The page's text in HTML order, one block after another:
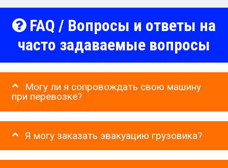
FAQ / Вопросы и ответы на
часто задаваемые вопросы
Могу ли я сопровождать свою машину
при перевозке?
Я могу заказать эвакуацию грузовика?